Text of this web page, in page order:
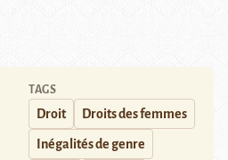
TAGS
Droit Droits des femmes
Inégalités de genre